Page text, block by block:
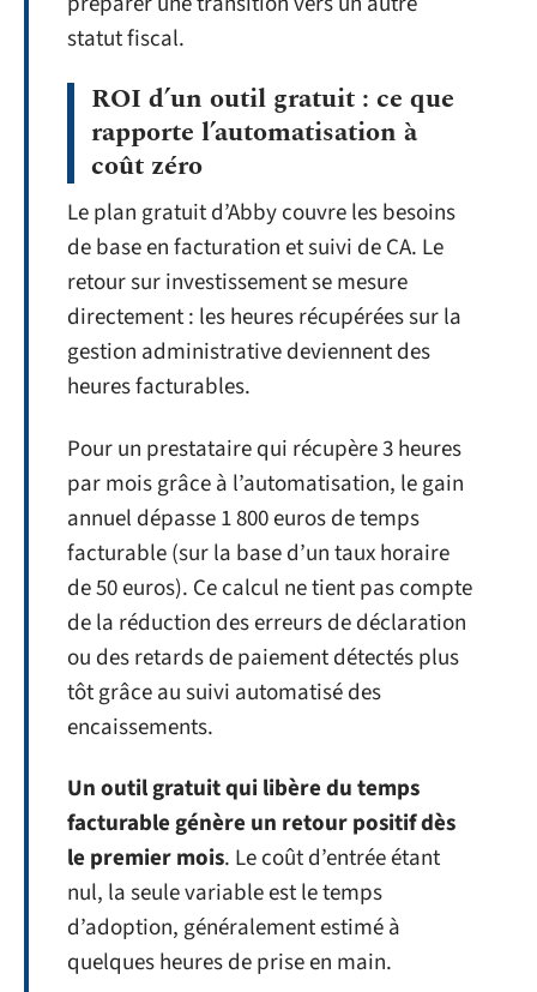
statut fiscal.
ROI d’un outil gratuit : ce que
rapporte l’automatisation à
coût zéro
Le plan gratuit d’Abby couvre les besoins
de base en facturation et suivi de CA. Le
retour sur investissement se mesure
directement : les heures récupérées sur la
gestion administrative deviennent des
heures facturables.
Pour un prestataire qui récupère 3 heures
par mois grâce à l’automatisation, le gain
annuel dépasse 1 800 euros de temps
facturable (sur la base d’un taux horaire
de 50 euros). Ce calcul ne tient pas compte
de la réduction des erreurs de déclaration
ou des retards de paiement détectés plus
tôt grâce au suivi automatisé des
encaissements.
Un outil gratuit qui libère du temps
facturable génère un retour positif dès
le premier mois. Le coût d’entrée étant
nul, la seule variable est le temps
d’adoption, généralement estimé à
quelques heures de prise en main.